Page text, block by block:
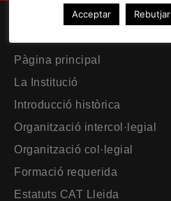
El Col·legi
Pàgina principal
La Institució
Introducció històrica
Organització intercol·legial
Organització col·legial
Formació requerida
Estatuts CAT Lleida
Acceptar Rebutjar